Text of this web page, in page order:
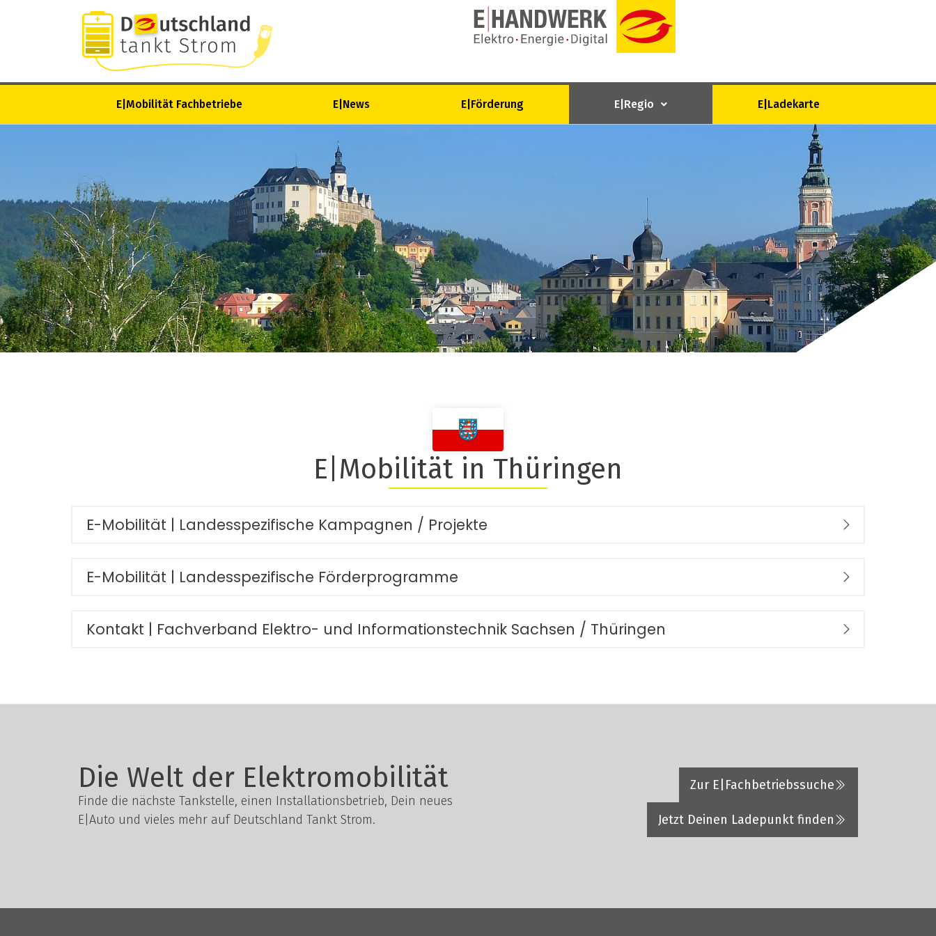
E|Mobilität Fachbetriebe E|News E|Förderung E|Regio E|Ladekarte
E|Mobilität in Thüringen
E-Mobilität | Landesspezifische Kampagnen / Projekte
E-Mobilität | Landesspezifische Förderprogramme
Kontakt | Fachverband Elektro- und Informationstechnik Sachsen / Thüringen
Die Welt der Elektromobilität
Finde die nächste Tankstelle, einen Installationsbetrieb, Dein neues
E|Auto und vieles mehr auf Deutschland Tankt Strom.
Zur E|Fachbetriebssuche
Jetzt Deinen Ladepunkt finden